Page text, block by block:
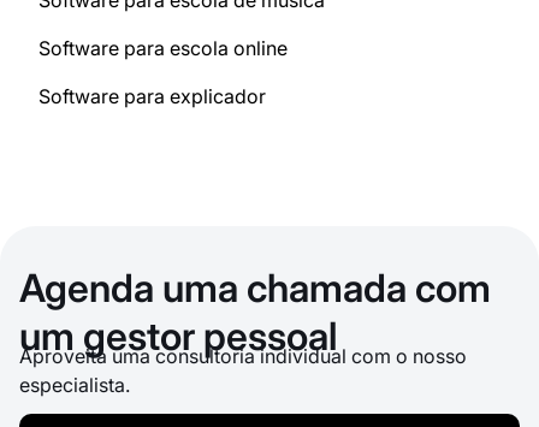
Software para escola online
Software para explicador
Agenda uma chamada com
um gestor pessoal
Aproveita uma consultoria individual com o nosso
especialista.